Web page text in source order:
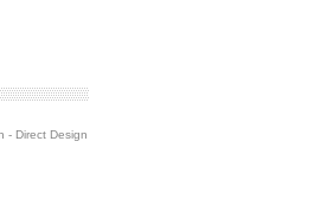
- Direct Design